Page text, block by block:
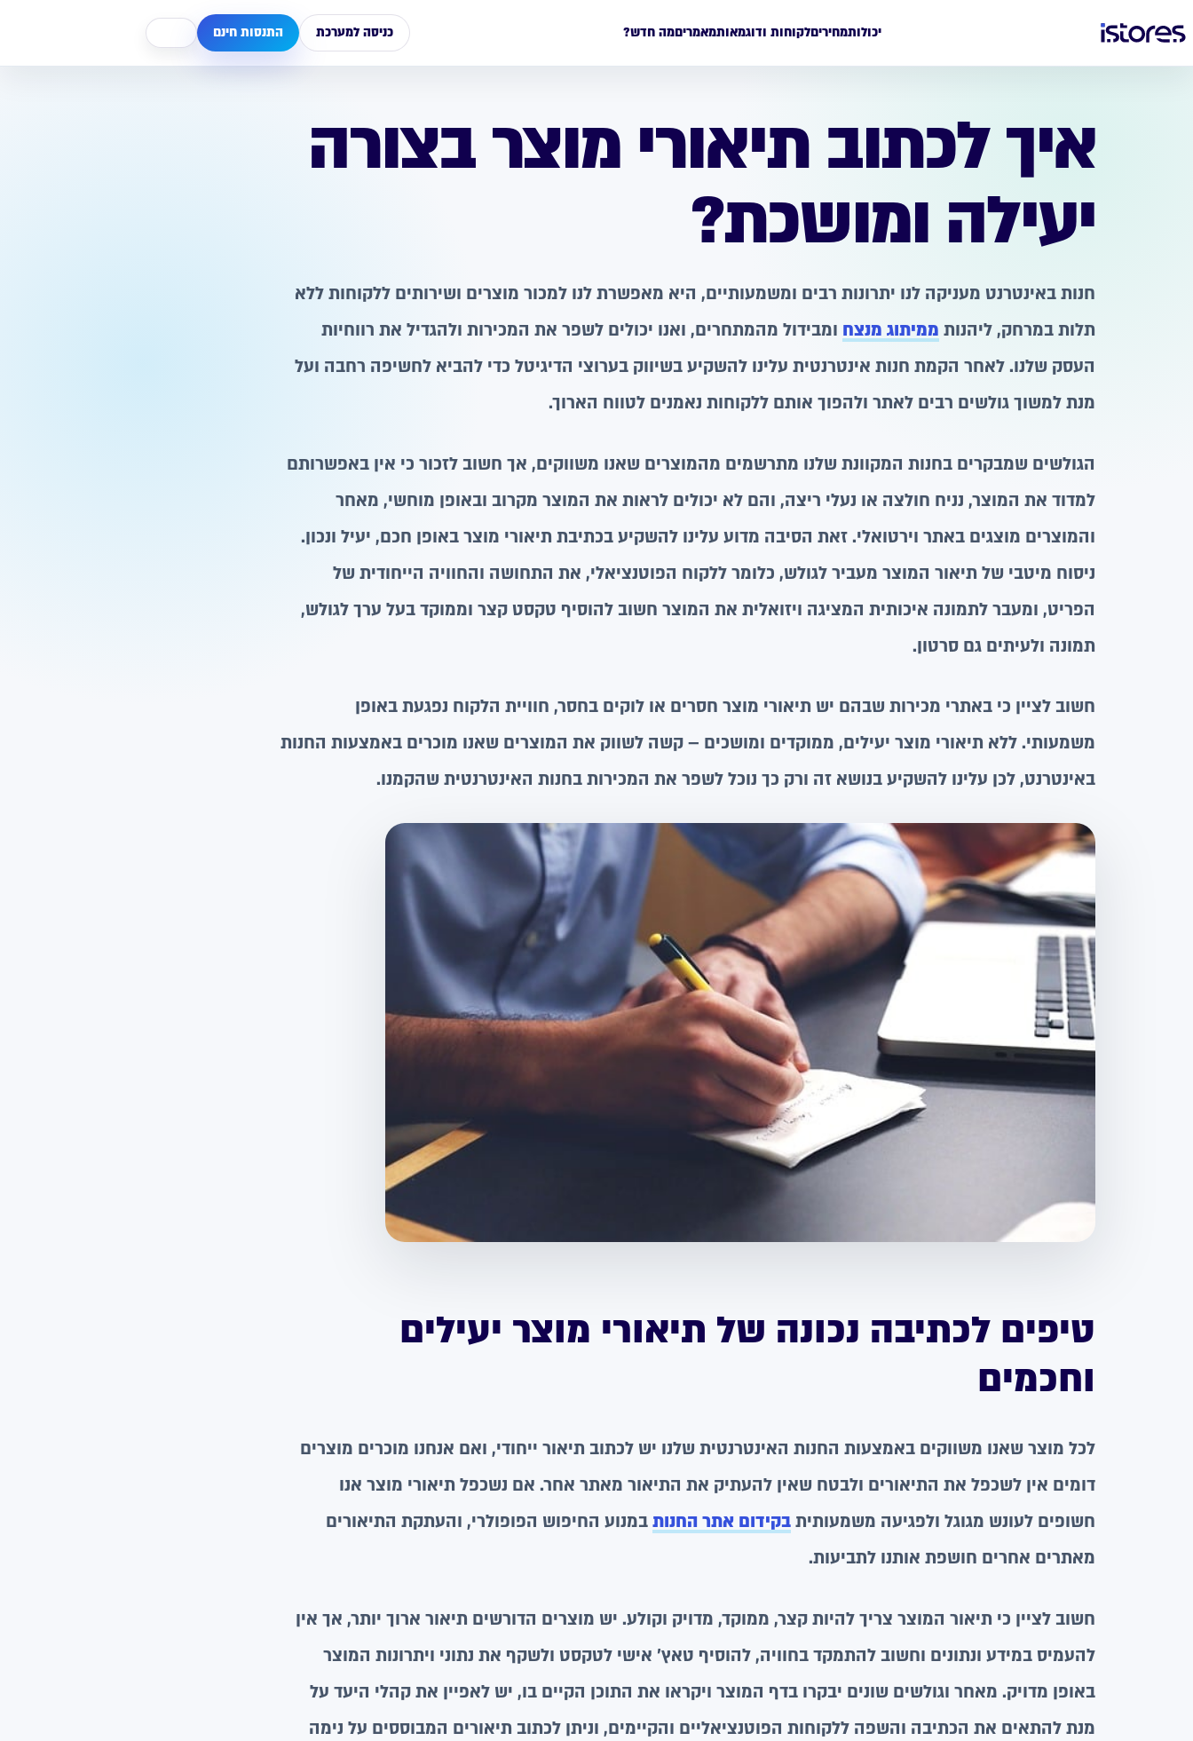
יכולותמחיריםלקוחות ודוגמאותמאמריםמה חדש? התנסות חינם כניסה למערכת
איך לכתוב תיאורי מוצר בצורה
יעילה ומושכת?
חנות באינטרנט מעניקה לנו יתרונות רבים ומשמעותיים, היא מאפשרת לנו למכור מוצרים ושירותים ללקוחות ללא
תלות במרחק, ליהנות ממיתוג מנצח ומבידול מהמתחרים, ואנו יכולים לשפר את המכירות ולהגדיל את רווחיות
העסק שלנו. לאחר הקמת חנות אינטרנטית עלינו להשקיע בשיווק בערוצי הדיגיטל כדי להביא לחשיפה רחבה ועל
מנת למשוך גולשים רבים לאתר ולהפוך אותם ללקוחות נאמנים לטווח הארוך.
הגולשים שמבקרים בחנות המקוונת שלנו מתרשמים מהמוצרים שאנו משווקים, אך חשוב לזכור כי אין באפשרותם
למדוד את המוצר, נניח חולצה או נעלי ריצה, והם לא יכולים לראות את המוצר מקרוב ובאופן מוחשי, מאחר
והמוצרים מוצגים באתר וירטואלי. זאת הסיבה מדוע עלינו להשקיע בכתיבת תיאורי מוצר באופן חכם, יעיל ונכון.
ניסוח מיטבי של תיאור המוצר מעביר לגולש, כלומר ללקוח הפוטנציאלי, את התחושה והחוויה הייחודית של
הפריט, ומעבר לתמונה איכותית המציגה ויזואלית את המוצר חשוב להוסיף טקסט קצר וממוקד בעל ערך לגולש,
תמונה ולעיתים גם סרטון.
חשוב לציין כי באתרי מכירות שבהם יש תיאורי מוצר חסרים או לוקים בחסר, חוויית הלקוח נפגעת באופן
משמעותי. ללא תיאורי מוצר יעילים, ממוקדים ומושכים – קשה לשווק את המוצרים שאנו מוכרים באמצעות החנות
באינטרנט, לכן עלינו להשקיע בנושא זה ורק כך נוכל לשפר את המכירות בחנות האינטרנטית שהקמנו.
טיפים לכתיבה נכונה של תיאורי מוצר יעילים
וחכמים
לכל מוצר שאנו משווקים באמצעות החנות האינטרנטית שלנו יש לכתוב תיאור ייחודי, ואם אנחנו מוכרים מוצרים
דומים אין לשכפל את התיאורים ולבטח שאין להעתיק את התיאור מאתר אחר. אם נשכפל תיאורי מוצר אנו
חשופים לעונש מגוגל ולפגיעה משמעותיתבקידום אתר החנותבמנוע החיפוש הפופולרי, והעתקת התיאורים
מאתרים אחרים חושפת אותנו לתביעות.
חשוב לציין כי תיאור המוצר צריך להיות קצר, ממוקד, מדויק וקולע. יש מוצרים הדורשים תיאור ארוך יותר, אך אין
להעמיס במידע ונתונים וחשוב להתמקד בחוויה, להוסיף טאץ’ אישי לטקסט ולשקף את נתוני ויתרונות המוצר
באופן מדויק. מאחר וגולשים שונים יבקרו בדף המוצר ויקראו את התוכן הקיים בו, יש לאפיין את קהלי היעד על
מנת להתאים את הכתיבה והשפה ללקוחות הפוטנציאליים והקיימים, וניתן לכתוב תיאורים המבוססים על נימה